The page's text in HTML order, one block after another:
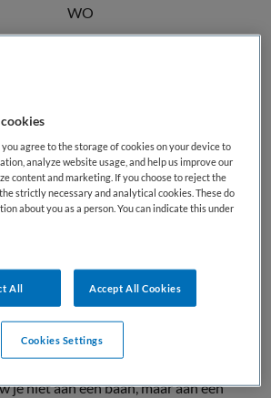
WO
beschikbaar
bij Maandag is niet meer
enkele vergelijkbare vacatures die
zijn.
je niet aan een baan, maar aan een
you agree to the storage of cookies on your device to
analyze website usage, and help us improve our
content and marketing. If you choose to reject the
strictly necessary and analytical cookies. These do
about you as a person. You can indicate this under
All Accept All Cookies
Cookies Settings